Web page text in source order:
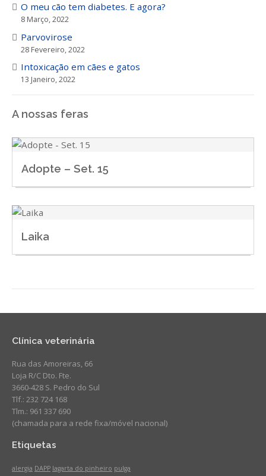
O meu cão tem diabetes. E agora?
8 Março, 2022
Parvovirose
28 Fevereiro, 2022
Intoxicação em cães e gatos
13 Janeiro, 2022
A nossas feras
Adopte – Set. 15
Laika
Clínica veterinária
Rua das Amoreiras, 66
Loja R/C Dto. Fte.
3660-428 S. Pedro do Sul
Tlf.: 232 724 168
Tlm.: 961 337 690
(chamada para a rede fixa/móvel nacional)
Etiquetas
alergia DAPP lagarta do pinheiro pulga